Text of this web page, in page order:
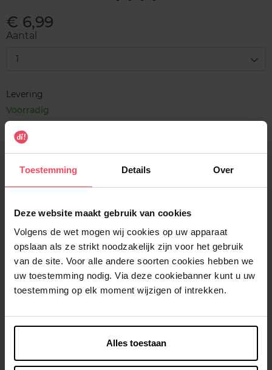
Toestemming Details Over
Deze website maakt gebruik van cookies
Volgens de wet mogen wij cookies op uw apparaat
opslaan als ze strikt noodzakelijk zijn voor het gebruik
van de site. Voor alle andere soorten cookies hebben we
uw toestemming nodig. Via deze cookiebanner kunt u uw
toestemming op elk moment wijzigen of intrekken.
Alles toestaan
€ 6,99
Aantal
1
Levering
Voorradig
Gratis levering bij aankoop van min. 35€.
Gratis retour in je winkelpunt
Verzending binnen 24u
Beschrijving
Kenmerken